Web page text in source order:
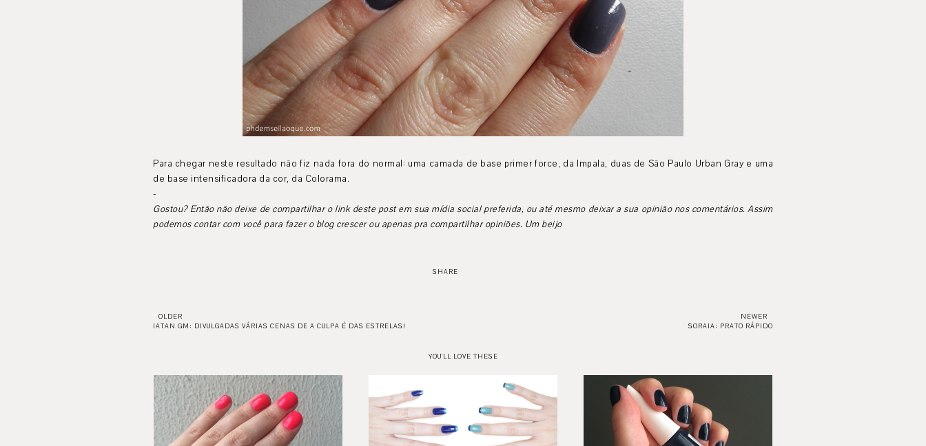
Para chegar neste resultado não fiz nada fora do normal: uma camada de base primer force, da Impala, duas de São Paulo Urban Gray e uma
de base intensificadora da cor, da Colorama.
-
Gostou? Então não deixe de compartilhar o link deste post em sua mídia social preferida, ou até mesmo deixar a sua opinião nos comentários. Assim
podemos contar com você para fazer o blog crescer ou apenas pra compartilhar opiniões. Um beijo
SHARE
OLDER
IATAN GM: DIVULGADAS VÁRIAS CENAS DE A CULPA É DAS ESTRELAS!
NEWER
SORAIA: PRATO RÁPIDO
YOU'LL LOVE THESE